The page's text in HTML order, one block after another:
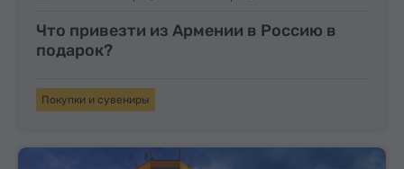
Что привезти из Армении в Россию в
подарок?
Покупки и сувениры